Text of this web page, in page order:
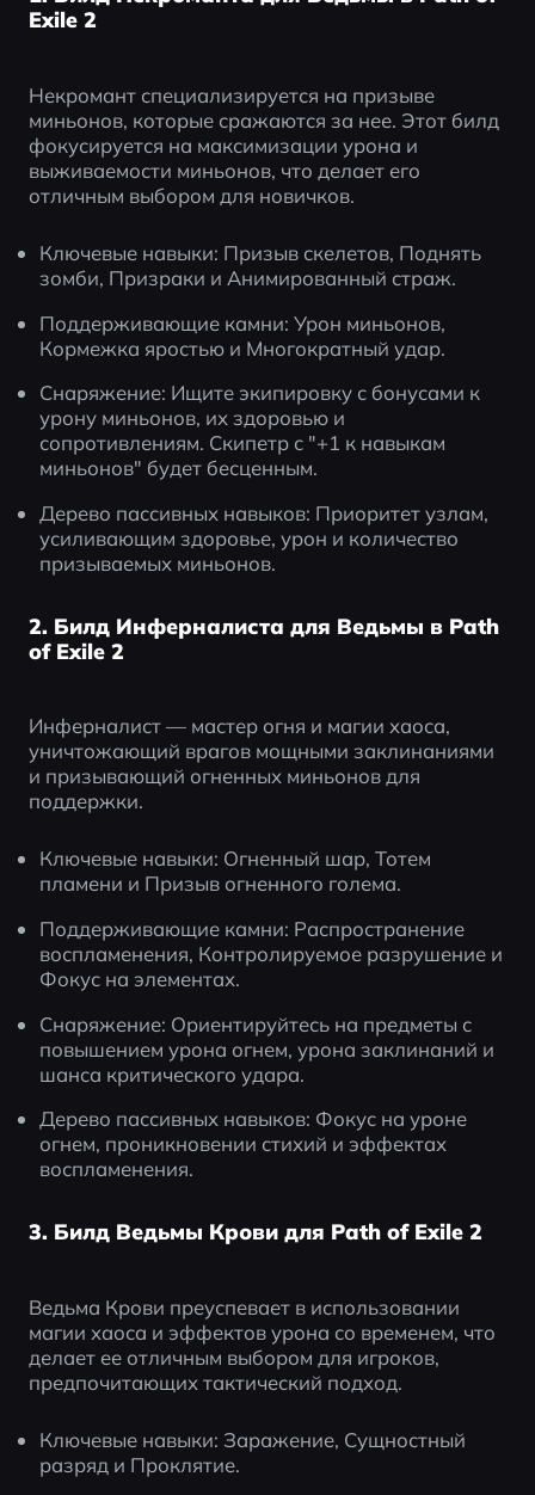
Exile 2
Некромант специализируется на призыве
миньонов, которые сражаются за нее. Этот билд
фокусируется на максимизации урона и
выживаемости миньонов, что делает его
отличным выбором для новичков.
Ключевые навыки: Призыв скелетов, Поднять
зомби, Призраки и Анимированный страж.
Поддерживающие камни: Урон миньонов,
Кормежка яростью и Многократный удар.
Снаряжение: Ищите экипировку с бонусами к
урону миньонов, их здоровью и
сопротивлениям. Скипетр с "+1 к навыкам
миньонов" будет бесценным.
Дерево пассивных навыков: Приоритет узлам,
усиливающим здоровье, урон и количество
призываемых миньонов.
2. Билд Инферналиста для Ведьмы в Path
of Exile 2
Инферналист — мастер огня и магии хаоса,
уничтожающий врагов мощными заклинаниями
и призывающий огненных миньонов для
поддержки.
Ключевые навыки: Огненный шар, Тотем
пламени и Призыв огненного голема.
Поддерживающие камни: Распространение
воспламенения, Контролируемое разрушение и
Фокус на элементах.
Снаряжение: Ориентируйтесь на предметы с
повышением урона огнем, урона заклинаний и
шанса критического удара.
Дерево пассивных навыков: Фокус на уроне
огнем, проникновении стихий и эффектах
воспламенения.
3. Билд Ведьмы Крови для Path of Exile 2
Ведьма Крови преуспевает в использовании
магии хаоса и эффектов урона со временем, что
делает ее отличным выбором для игроков,
предпочитающих тактический подход.
Ключевые навыки: Заражение, Сущностный
разряд и Проклятие.